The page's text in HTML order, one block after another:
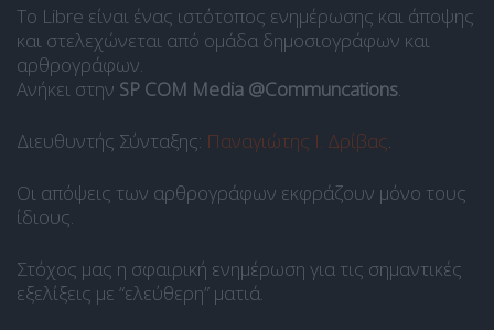
Το Libre είναι ένας ιστότοπος ενημέρωσης και άποψης
και στελεχώνεται από ομάδα δημοσιογράφων και
αρθρογράφων.
Ανήκει στην SP COM Media @Communcations.
Διευθυντής Σύνταξης: Παναγιώτης Ι. Δρίβας.
Οι απόψεις των αρθρογράφων εκφράζουν μόνο τους
ίδιους.
Στόχος μας η σφαιρική ενημέρωση για τις σημαντικές
εξελίξεις με “ελεύθερη” ματιά.